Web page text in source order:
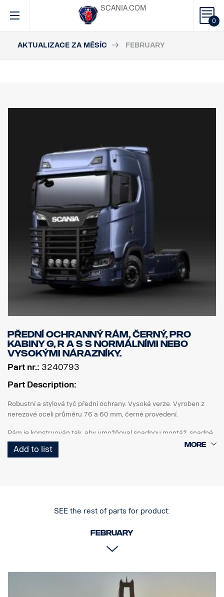
0
SCANIA.COM
AKTUALIZACE ZA MĚSÍC FEBRUARY
Přední ochranný rám, černý, pro
kabiny G, R a S s normálními nebo
vysokými nárazníky.
Part nr.: 3240793
Part Description:
Robustní a stylová tyč přední ochrany. Vysoká verze. Vyroben z
nerezové oceli průměru 76 a 60 mm, černé provedení.
Rám je konstruován tak, aby umožňoval snadnou montáž, snadné
sklopení a přístup/použití originální tažné tyče, protože spodní
koncové trubky lze snadno demontovat bez použití nářadí.
svazek ve spodní části.
0mm vysunutý nárazník, navržený pro Scania kabiny G, R a S s
nejlepší možné světlé výšky, ale je vhodný také pro 40mm
Pro kabiny P doporučujeme nízkou verzi, p/n 3240794.
Add to list
SEE the rest of parts for product:
February